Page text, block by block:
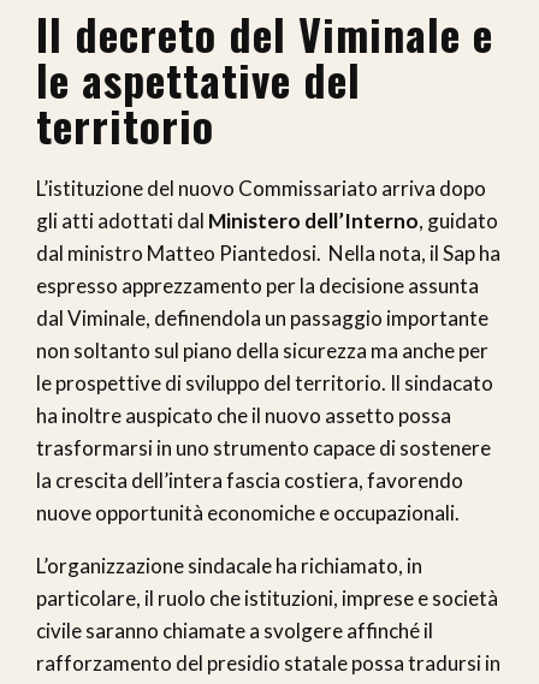
Il decreto del Viminale e
le aspettative del
territorio
L’istituzione del nuovo Commissariato arriva dopo
gli atti adottati dal Ministero dell’Interno, guidato
dal ministro Matteo Piantedosi. Nella nota, il Sap ha
espresso apprezzamento per la decisione assunta
dal Viminale, definendola un passaggio importante
non soltanto sul piano della sicurezza ma anche per
le prospettive di sviluppo del territorio. Il sindacato
ha inoltre auspicato che il nuovo assetto possa
trasformarsi in uno strumento capace di sostenere
la crescita dell’intera fascia costiera, favorendo
nuove opportunità economiche e occupazionali.
L’organizzazione sindacale ha richiamato, in
particolare, il ruolo che istituzioni, imprese e società
civile saranno chiamate a svolgere affinché il
rafforzamento del presidio statale possa tradursi in